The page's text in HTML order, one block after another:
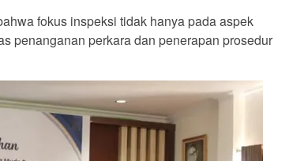
fokus inspeksi tidak hanya pada aspek
penanganan perkara dan penerapan prosedur